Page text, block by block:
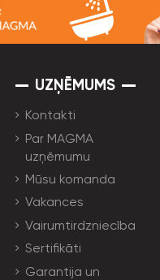
UZŅĒMUMS
Kontakti
Par MAGMA
uzņēmumu
Mūsu komanda
Vakances
Vairumtirdzniecība
Sertifikāti
Garantija un